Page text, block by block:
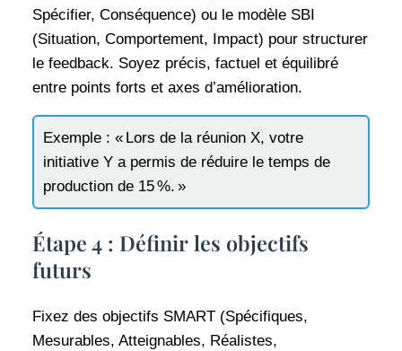
Spécifier, Conséquence) ou le modèle SBI
(Situation, Comportement, Impact) pour structurer
le feedback. Soyez précis, factuel et équilibré
entre points forts et axes d’amélioration.
Exemple : « Lors de la réunion X, votre
initiative Y a permis de réduire le temps de
production de 15 %. »
Étape 4 : Définir les objectifs
futurs
Fixez des objectifs SMART (Spécifiques,
Mesurables, Atteignables, Réalistes,